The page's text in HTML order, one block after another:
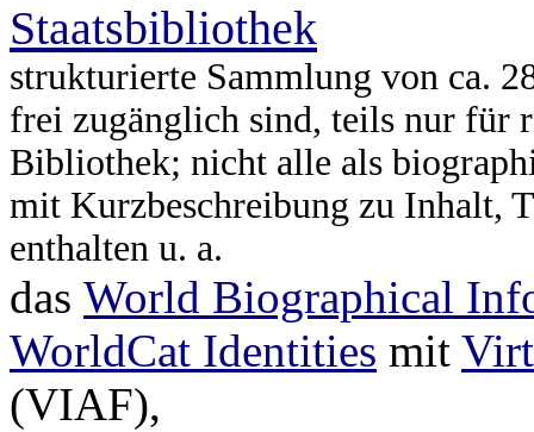
Staatsbibliothek
strukturierte Sammlung von ca.
frei zugänglich sind, teils nur für
Bibliothek; nicht alle als
mit Kurzbeschreibung zu Inhalt,
enthalten u. a.
das World Biographical
WorldCat Identities mit
(VIAF),